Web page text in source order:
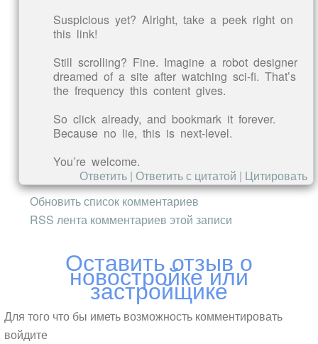
Suspicious yet? Alright, take a peek right on
this link!
Still scrolling? Fine. Imagine a robot designer
dreamed of a site after watching sci-fi. That’s
the frequency this content gives.
So click already, and bookmark it forever.
Because no lie, this is next-level.
You’re welcome.
Ответить | Ответить с цитатой | Цитировать
Обновить список комментариев
RSS лента комментариев этой записи
Оставить отзыв о
новостройке или
застройщике
Для того что бы иметь возможность комментировать
войдите